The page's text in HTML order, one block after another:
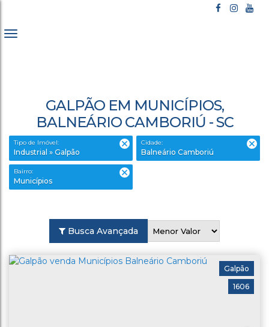
GALPÃO EM MUNICÍPIOS,
BALNEÁRIO CAMBORIÚ - SC
Tipo de Imóvel:
Industrial » Galpão
Cidade:
Balneário Camboriú
Bairro:
Municípios
Busca Avançada
1606
Galpão